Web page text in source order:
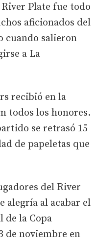
Plate fue todo
aficionados del
cuando salieron
a La
recibió en la
todos los honores.
se retrasó 15
de papeletas que
del River
alegría al acabar el
la Copa
de noviembre en